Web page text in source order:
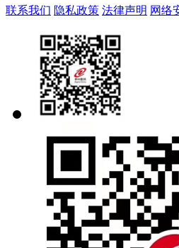
联系我们 隐私政策 法律声明 网络